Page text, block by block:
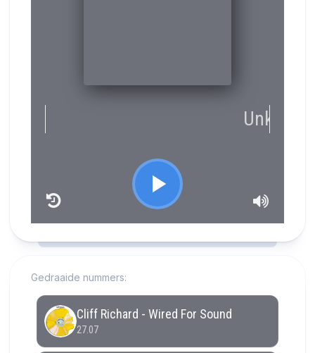
Gedraaide nummers: